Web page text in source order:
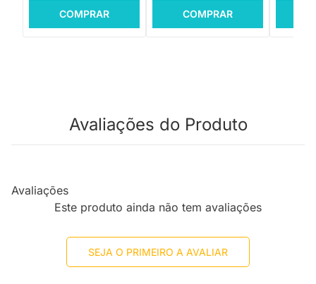
COMPRAR COMPRAR
Avaliações do Produto
Avaliações
Este produto ainda não tem avaliações
SEJA O PRIMEIRO A AVALIAR